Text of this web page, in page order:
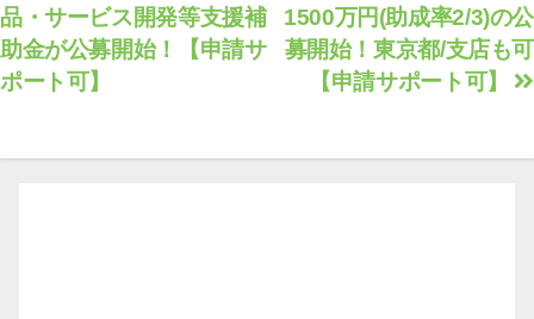
稿
ナ
ビ
1500万円(助成率2/3)の公
募開始！東京都/支店も可
【申請サポート可】
品・サービス開発等支援補
助金が公募開始！【申請サ
ポート可】